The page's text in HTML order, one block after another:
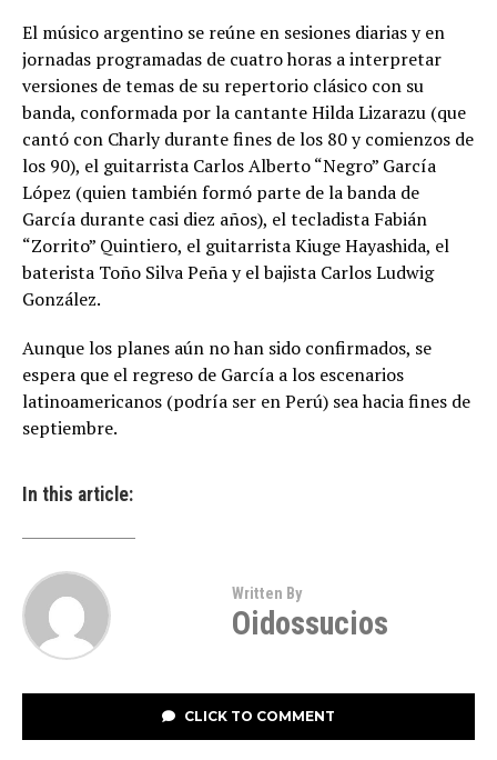
El músico argentino se reúne en sesiones diarias y en
jornadas programadas de cuatro horas a interpretar
versiones de temas de su repertorio clásico con su
banda, conformada por la cantante Hilda Lizarazu (que
cantó con Charly durante fines de los 80 y comienzos de
los 90), el guitarrista Carlos Alberto “Negro” García
López (quien también formó parte de la banda de
García durante casi diez años), el tecladista Fabián
“Zorrito” Quintiero, el guitarrista Kiuge Hayashida, el
baterista Toño Silva Peña y el bajista Carlos Ludwig
González.
Aunque los planes aún no han sido confirmados, se
espera que el regreso de García a los escenarios
latinoamericanos (podría ser en Perú) sea hacia fines de
septiembre.
In this article:
Written By
Oidossucios
CLICK TO COMMENT